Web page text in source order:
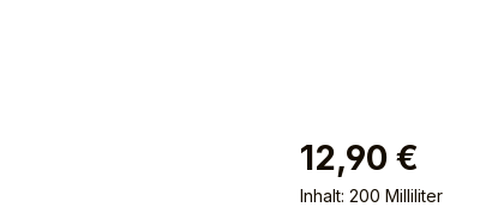
12,90 €
Inhalt:200 Milliliter